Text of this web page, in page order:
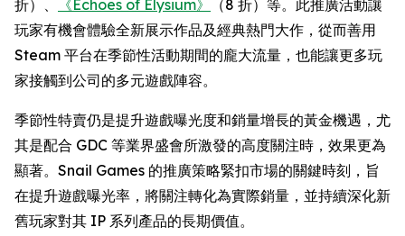
折）、
《Echoes of Elysium》
（8 折）等。此推廣活動讓
玩家有機會體驗全新展示作品及經典熱門大作，從而善用
Steam 平台在季節性活動期間的龐大流量，也能讓更多玩
家接觸到公司的多元遊戲陣容。
季節性特賣仍是提升遊戲曝光度和銷量增長的黃金機遇，尤
其是配合 GDC 等業界盛會所激發的高度關注時，效果更為
顯著。Snail Games 的推廣策略緊扣市場的關鍵時刻，旨
在提升遊戲曝光率，將關注轉化為實際銷量，並持續深化新
舊玩家對其 IP 系列產品的長期價值。